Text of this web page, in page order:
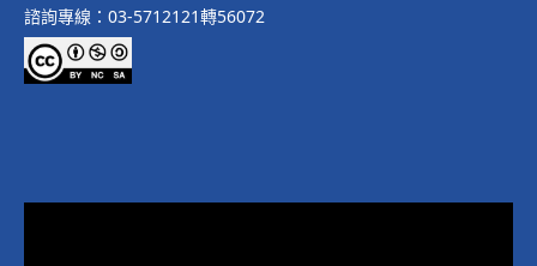
諮詢專線：03-5712121轉56072